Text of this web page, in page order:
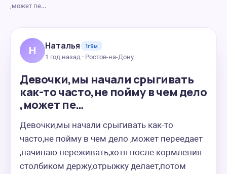
,может пе…
Н Наталья
1г9м
1 год назад · Ростов-на-Дону
Девочки,мы начали срыгивать
как-то часто,не пойму в чем дело
,может пе…
Девочки,мы начали срыгивать как-то
часто,не пойму в чем дело ,может переедает
,начинаю переживать,хотя после кормления
столбиком держу,отрыжку делает,потом